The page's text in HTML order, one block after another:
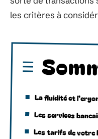
les critères à
La fluidité et
Les services
Les tarifs de votre